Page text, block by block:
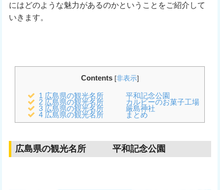
にはどのような魅力があるのかということをご紹介して
いきます。
Contents [非表示]
1 広島県の観光名所 平和記念公園
2 広島県の観光名所 カルビーのお菓子工場
3 広島県の観光名所 厳島神社
4 広島県の観光名所 まとめ
広島県の観光名所 平和記念公園